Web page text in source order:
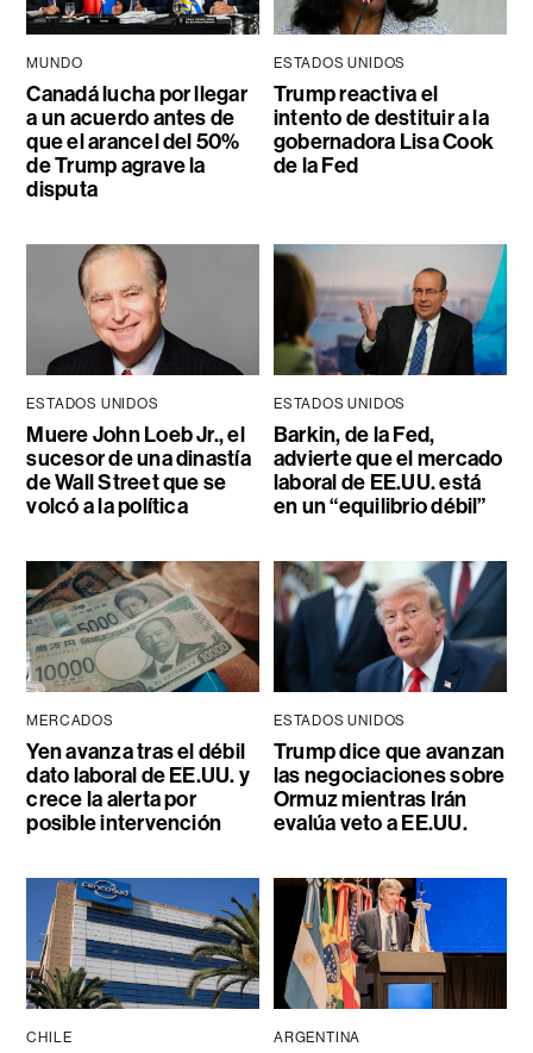
MUNDO
Canadá lucha por llegar
a un acuerdo antes de
que el arancel del 50%
de Trump agrave la
disputa
ESTADOS UNIDOS
Trump reactiva el
intento de destituir a la
gobernadora Lisa Cook
de la Fed
ESTADOS UNIDOS
Muere John Loeb Jr., el
sucesor de una dinastía
de Wall Street que se
volcó a la política
ESTADOS UNIDOS
Barkin, de la Fed,
advierte que el mercado
laboral de EE.UU. está
en un “equilibrio débil”
MERCADOS
Yen avanza tras el débil
dato laboral de EE.UU. y
crece la alerta por
posible intervención
ESTADOS UNIDOS
Trump dice que avanzan
las negociaciones sobre
Ormuz mientras Irán
evalúa veto a EE.UU.
CHILE ARGENTINA